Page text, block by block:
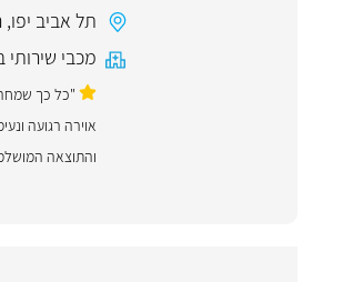
תל אביב יפו,
מכבי שירותי
"כל כך שמחה
אוירה רגועה
והתוצאה